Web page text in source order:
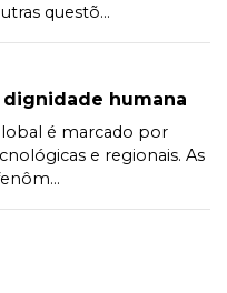
questõ...
humana
é marcado por
e regionais. As